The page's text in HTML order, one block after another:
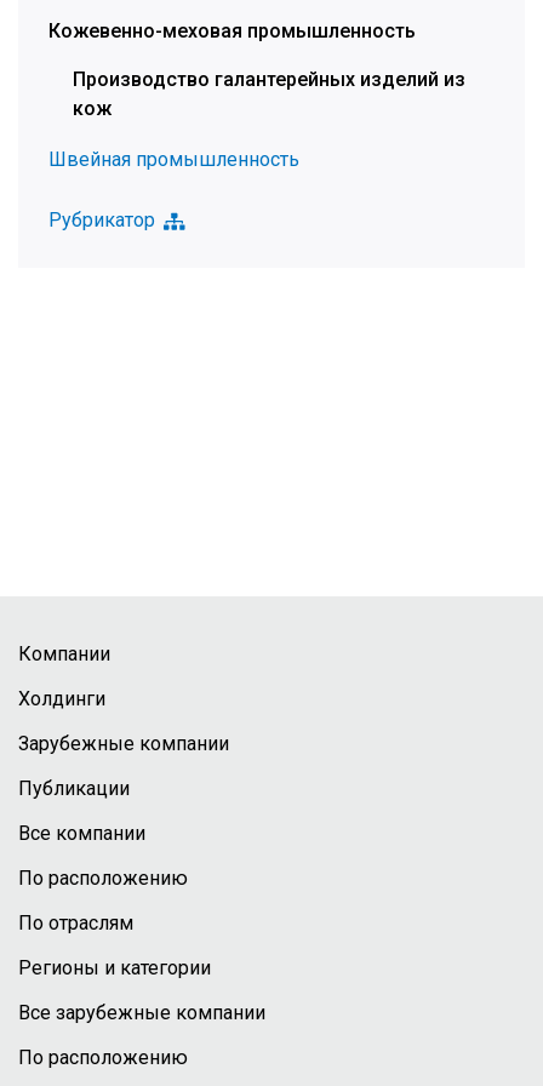
Кожевенно-меховая промышленность
Производство галантерейных изделий из
кож
Швейная промышленность
Рубрикатор
Компании
Холдинги
Зарубежные компании
Публикации
Все компании
По расположению
По отраслям
Регионы и категории
Все зарубежные компании
По расположению